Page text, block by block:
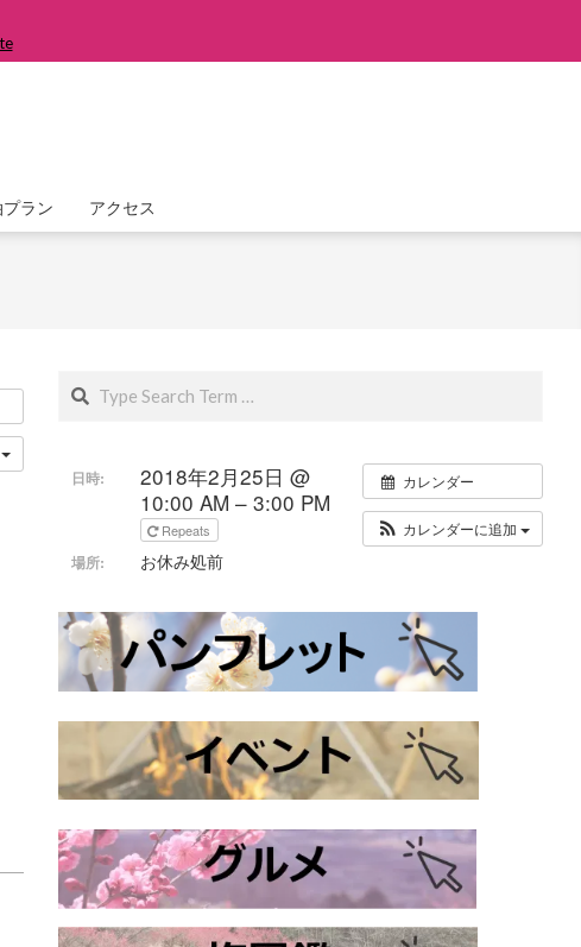
ラン アクセス
Search
カレンダー
カレンダーに追加
日時:
2018年2月25日 @
10:00 AM – 3:00 PM
Repeats
場所: お休み処前